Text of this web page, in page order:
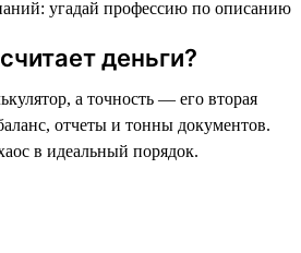
деньги?
а точность — его вторая
отчеты и тонны документов.
в идеальный порядок.